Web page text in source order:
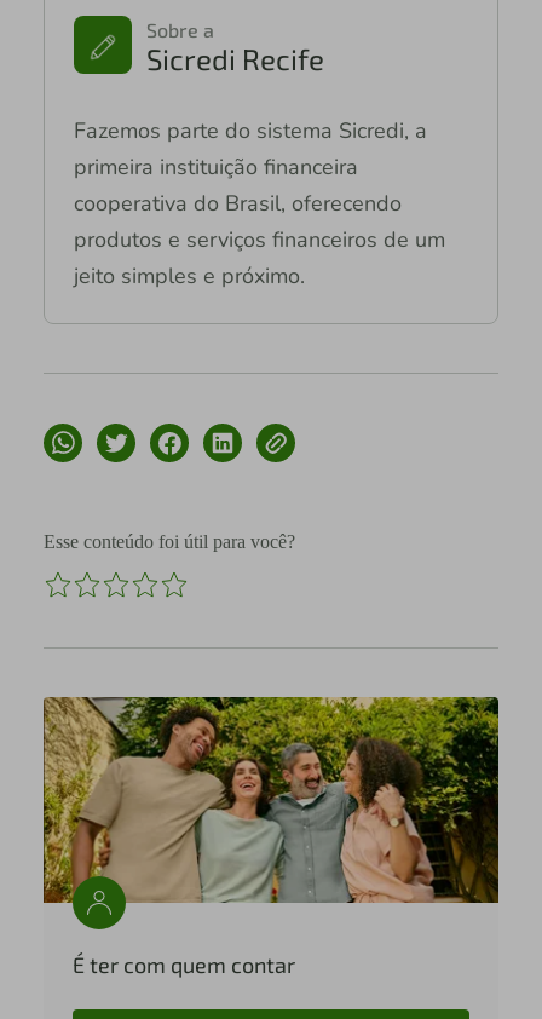
Sobre a
Sicredi Recife
Fazemos parte do sistema Sicredi, a
primeira instituição financeira
cooperativa do Brasil, oferecendo
produtos e serviços financeiros de um
jeito simples e próximo.
Esse conteúdo foi útil para você?
É ter com quem contar